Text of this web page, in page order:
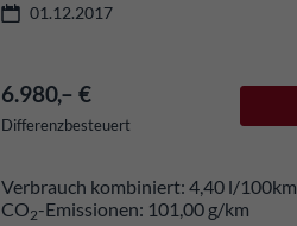
01.12.2017
6.980,– €
Differenzbesteuert
Verbrauch kombiniert:4,40 l/100km
CO2-Emissionen: 101,00 g/km